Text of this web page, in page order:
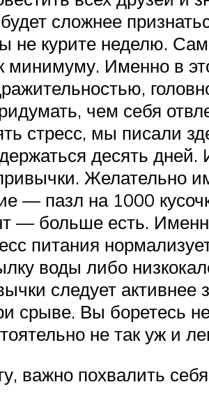
сложнее
не курите неделю.
минимуму. Именно в
чем себя
стресс, мы писали
десять дней.
Желательно
— пазл на 1000
— больше есть.
питания
воды либо
следует активнее
срыве. Вы боретесь
не так уж и
важно похвалить